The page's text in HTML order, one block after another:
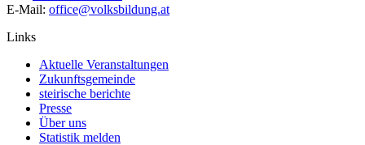
E-Mail: office@volksbildung.at
Links
Aktuelle Veranstaltungen
Zukunftsgemeinde
steirische berichte
Presse
Über uns
Statistik melden